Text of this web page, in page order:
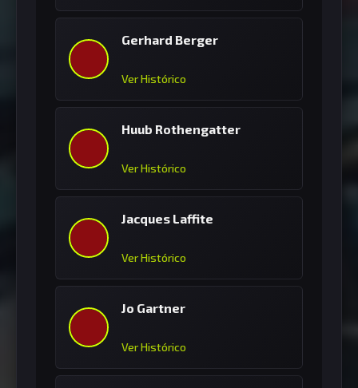
Gerhard Berger
Ver Histórico
Huub Rothengatter
Ver Histórico
Jacques Laffite
Ver Histórico
Jo Gartner
Ver Histórico